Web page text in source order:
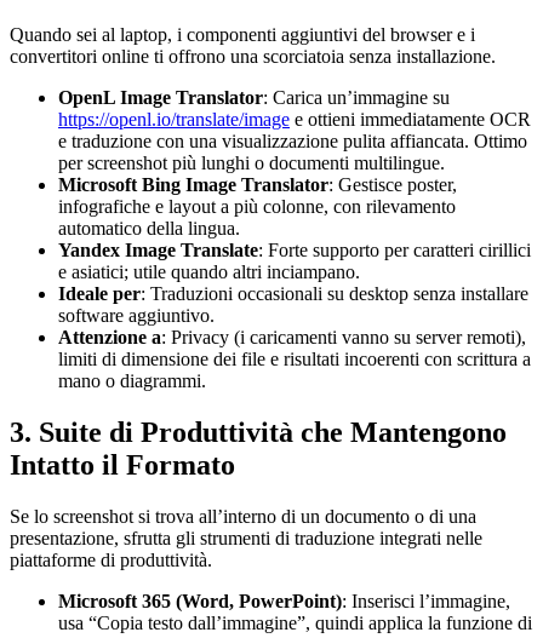
Quando sei al laptop, i componenti aggiuntivi del browser e i
convertitori online ti offrono una scorciatoia senza installazione.
OpenL Image Translator: Carica un’immagine su
https://openl.io/translate/image e ottieni immediatamente OCR
e traduzione con una visualizzazione pulita affiancata. Ottimo
per screenshot più lunghi o documenti multilingue.
Microsoft Bing Image Translator: Gestisce poster,
infografiche e layout a più colonne, con rilevamento
automatico della lingua.
Yandex Image Translate: Forte supporto per caratteri cirillici
e asiatici; utile quando altri inciampano.
Ideale per: Traduzioni occasionali su desktop senza installare
software aggiuntivo.
Attenzione a: Privacy (i caricamenti vanno su server remoti),
limiti di dimensione dei file e risultati incoerenti con scrittura a
mano o diagrammi.
3. Suite di Produttività che Mantengono
Intatto il Formato
Se lo screenshot si trova all’interno di un documento o di una
presentazione, sfrutta gli strumenti di traduzione integrati nelle
piattaforme di produttività.
Microsoft 365 (Word, PowerPoint): Inserisci l’immagine,
usa “Copia testo dall’immagine”, quindi applica la funzione di